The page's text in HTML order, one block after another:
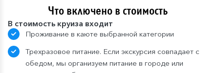
Что включено в стоимость
В стоимость круиза входит
Проживание в каюте выбранной категории
Трехразовое питание. Если экскурсия совпадает с
обедом, мы организуем питание в городе или